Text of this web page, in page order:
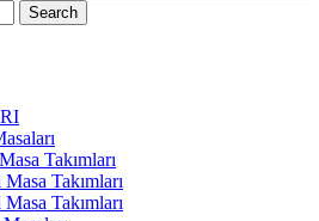
Search
Takımları
Takımları
Takımları